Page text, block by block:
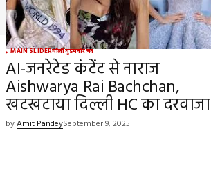
MAIN SLIDERबॉलीवुडमनोरंजन
AI-जनरेटेड कंटेंट से नाराज
Aishwarya Rai Bachchan,
खटखटाया दिल्ली HC का दरवाजा
byAmit PandeySeptember 9, 2025